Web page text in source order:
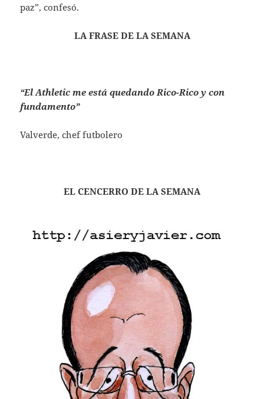
paz”, confesó.
LA FRASE DE LA SEMANA
“El Athletic me está quedando Rico-Rico y con
fundamento”
Valverde, chef futbolero
EL CENCERRO DE LA SEMANA